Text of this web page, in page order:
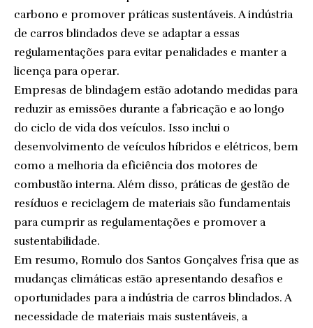
carbono e promover práticas sustentáveis. A indústria
de carros blindados deve se adaptar a essas
regulamentações para evitar penalidades e manter a
licença para operar.
Empresas de blindagem estão adotando medidas para
reduzir as emissões durante a fabricação e ao longo
do ciclo de vida dos veículos. Isso inclui o
desenvolvimento de veículos híbridos e elétricos, bem
como a melhoria da eficiência dos motores de
combustão interna. Além disso, práticas de gestão de
resíduos e reciclagem de materiais são fundamentais
para cumprir as regulamentações e promover a
sustentabilidade.
Em resumo, Romulo dos Santos Gonçalves frisa que as
mudanças climáticas estão apresentando desafios e
oportunidades para a indústria de carros blindados. A
necessidade de materiais mais sustentáveis, a